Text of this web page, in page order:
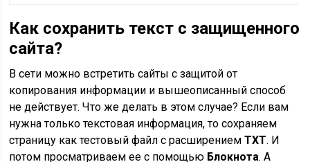
Как сохранить текст с защищенного
сайта?
В сети можно встретить сайты с защитой от
копирования информации и вышеописанный способ
не действует. Что же делать в этом случае? Если вам
нужна только текстовая информация, то сохраняем
страницу как тестовый файл с расширениемTXT. И
потом просматриваем ее с помощью Блокнота. А